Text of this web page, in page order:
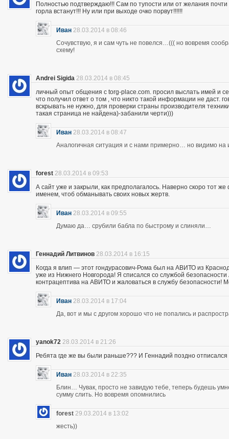
Полностью подтверждаю!!! Сам по тупости или от желания
горла встанут!!! Ну или при выходе очко порвут!!!!!!
Иван 28.03.2014 в 08:46
Сочувствую, я и сам чуть не повелся…((( но вовремя
схему!
Andrei Sigida 28.03.2014 в 08:45
личный опыт общения с torg-place.com. просил выслать имей и
что получил ответ о том , что никто такой информации не
вскрывать не нужно, для проверки страны производителя
такая страница не найдена)-забанили черти)))
Иван 28.03.2014 в 08:47
Аналогичная ситуация и с нами примерно… но видимо на
forest 28.03.2014 в 09:53
А сайт уже и закрыли, как предполагалось. Наверно скоро тот
именем, чтоб обманывать своих новых жертв.
Иван 28.03.2014 в 09:55
Думаю да… срубили бабла по быстрому и слиняли…
Геннадий Литвинов 28.03.2014 в 16:15
Когда я влип — этот гондурасович-Рома был на АВИТО из
уже из Нижнего Новгорода! Я списался со службой
контрацептива на АВИТО и жаловаться в службу безопасности!
Иван 28.03.2014 в 17:04
Да, вот и мы с другом хорошо что не попались и
yanok72 28.03.2014 в 21:26
Ребята где же вы были раньше??? И Геннадий поздно
Иван 28.03.2014 в 22:35
Блин… Чувак, просто не завидую тебе, теперь будешь
сумму слить. Но вовремя опомнились
forest 29.03.2014 в 13:02
жесть))